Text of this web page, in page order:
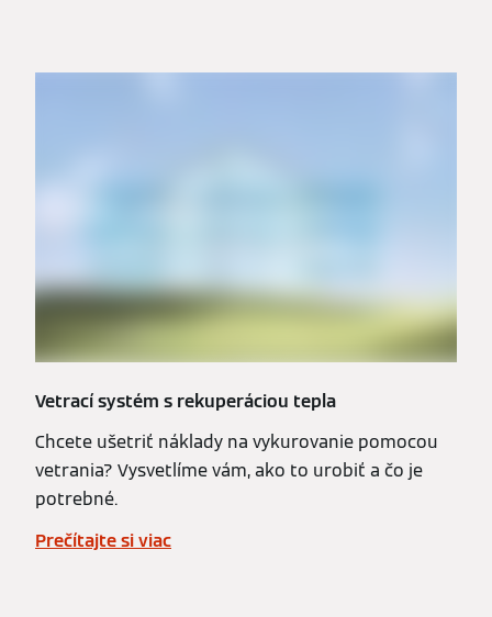
Vetrací systém s rekuperáciou tepla
Chcete ušetriť náklady na vykurovanie pomocou
vetrania? Vysvetlíme vám, ako to urobiť a čo je
potrebné.
Prečítajte si viac